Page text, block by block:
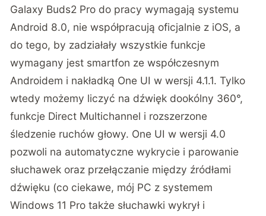
Galaxy Buds2 Pro do pracy wymagają systemu
Android 8.0, nie współpracują oficjalnie z iOS, a
do tego, by zadziałały wszystkie funkcje
wymagany jest smartfon ze współczesnym
Androidem i nakładką One UI w wersji 4.1.1. Tylko
wtedy możemy liczyć na dźwięk dookólny 360°,
funkcje Direct Multichannel i rozszerzone
śledzenie ruchów głowy. One UI w wersji 4.0
pozwoli na automatyczne wykrycie i parowanie
słuchawek oraz przełączanie między źródłami
dźwięku (co ciekawe, mój PC z systemem
Windows 11 Pro także słuchawki wykrył i